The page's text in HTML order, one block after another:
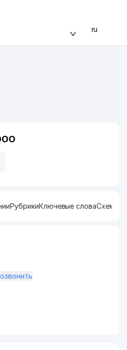
ru
РубрикиКлючевые словаСхема
позвонить